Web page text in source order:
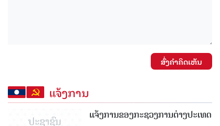
ສົ່ງຄໍາຄິດເຫັນ
ແຈ້ງການ
ແຈ້ງການຂອງກະຊວງການຕ່າງປະເທດ